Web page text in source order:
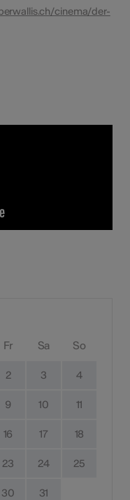
cinema/der-
Fr Sa So
2 3 4
9 10 11
16 17 18
23 24 25
30 31